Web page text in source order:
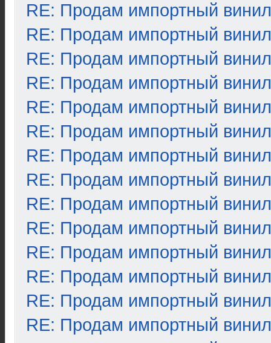
RE: Продам импортный винил
RE: Продам импортный винил
RE: Продам импортный винил
RE: Продам импортный винил
RE: Продам импортный винил
RE: Продам импортный винил
RE: Продам импортный винил
RE: Продам импортный винил
RE: Продам импортный винил
RE: Продам импортный винил
RE: Продам импортный винил
RE: Продам импортный винил
RE: Продам импортный винил
RE: Продам импортный винил